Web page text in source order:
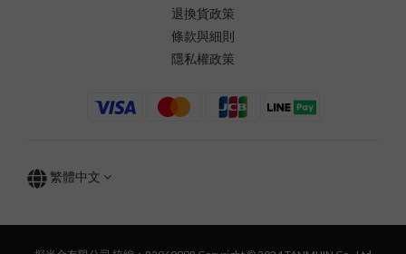
退換貨政策
條款與細則
隱私權政策
繁體中文